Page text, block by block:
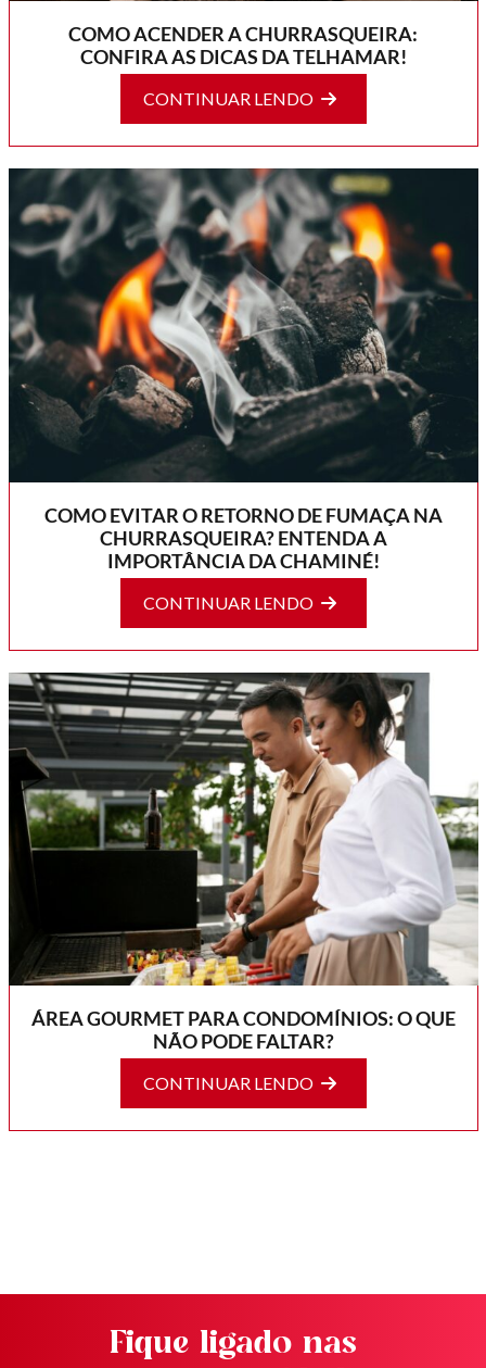
COMO ACENDER A CHURRASQUEIRA:
CONFIRA AS DICAS DA TELHAMAR!
CONTINUAR LENDO
COMO EVITAR O RETORNO DE FUMAÇA NA
CHURRASQUEIRA? ENTENDA A
IMPORTÂNCIA DA CHAMINÉ!
CONTINUAR LENDO
ÁREA GOURMET PARA CONDOMÍNIOS: O QUE
NÃO PODE FALTAR?
CONTINUAR LENDO
Fique ligado nas